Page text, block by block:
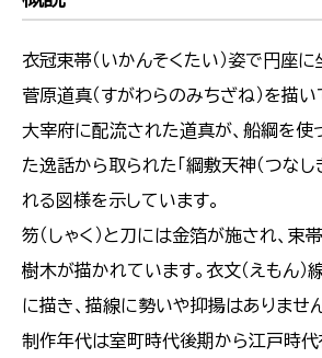
衣冠束帯（いかんそくたい）姿で円座
菅原道真（すがわらのみちざね）を描い
大宰府に配流された道真が、船綱を使
た逸話から取られた「綱敷天神（つなし
れる図様を示しています。
笏（しゃく）と刀には金箔が施され、束
樹木が描かれています。衣文（えもん
に描き、描線に勢いや抑揚はありません
制作年代は室町時代後期から江戸時